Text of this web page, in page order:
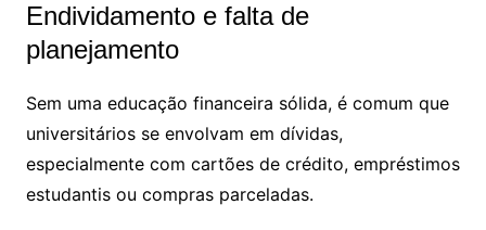
Endividamento e falta de
planejamento
Sem uma educação financeira sólida, é comum que
universitários se envolvam em dívidas,
especialmente com cartões de crédito, empréstimos
estudantis ou compras parceladas.